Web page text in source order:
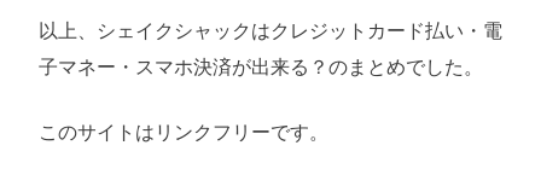
以上、シェイクシャックはクレジットカード払い・電
子マネー・スマホ決済が出来る？のまとめでした。
このサイトはリンクフリーです。